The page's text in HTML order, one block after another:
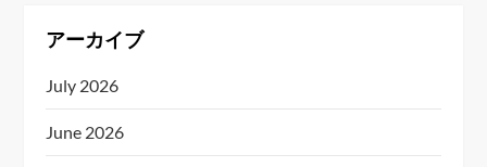
アーカイブ
July 2026
June 2026